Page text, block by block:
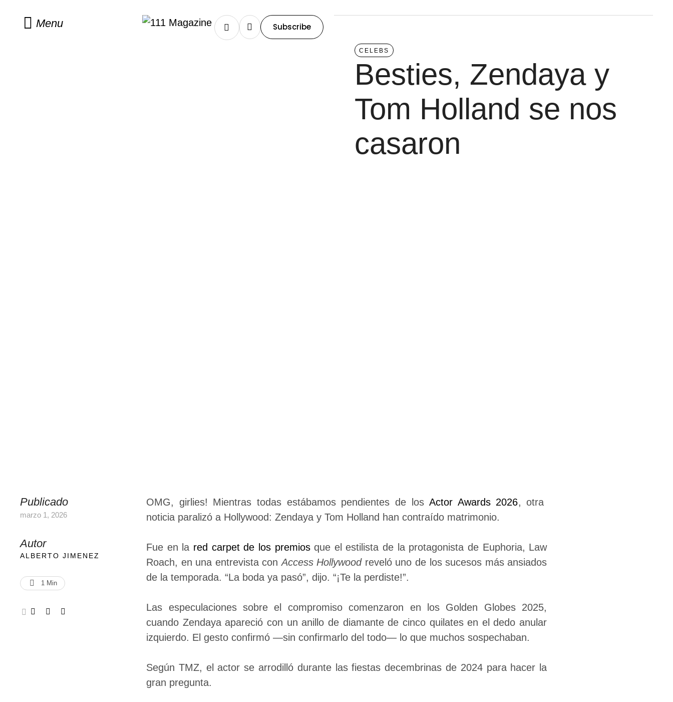
Menu Subscribe
CELEBS
Besties, Zendaya y
Tom Holland se nos
casaron
Publicado
marzo 1, 2026
Autor
ALBERTO JIMENEZ
1 Min
OMG, girlies! Mientras todas estábamos pendientes de losActor Awards 2026, otra
noticia paralizó a Hollywood: Zendaya y Tom Holland han contraído matrimonio.
Fue en la red carpet de los premiosque el estilista de la protagonista de Euphoria, Law
Roach, en una entrevista con Access Hollywood reveló uno de los sucesos más ansiados
de la temporada. “La boda ya pasó”, dijo. “¡Te la perdiste!”.
Las especulaciones sobre el compromiso comenzaron en los Golden Globes 2025,
cuando Zendaya apareció con un anillo de diamante de cinco quilates en el dedo anular
izquierdo. El gesto confirmó —sin confirmarlo del todo— lo que muchos sospechaban.
Según TMZ, el actor se arrodilló durante las fiestas decembrinas de 2024 para hacer la
gran pregunta.